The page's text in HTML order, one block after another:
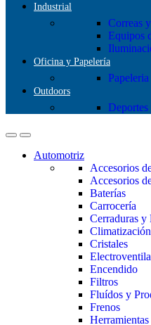
Industrial
Correas
Equipos
Oficina y Papelería
Papeleria
Outdoors
Automotriz
Accesorios
Accesorios
Baterías
Carrocería
Cerraduras y
Climatización
Cristales
Encendido
Filtros
Fluídos y
Frenos
Herramientas